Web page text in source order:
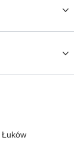
Łuków